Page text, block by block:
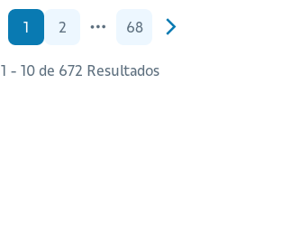
1 2 68
1 - 10 de 672 Resultados